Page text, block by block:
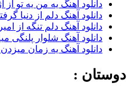
دانلود آهنگ یه من یه تو از
دانلود آهنگ دلم از دنیا
دانلود آهنگ دلم تنگه از
دانلود آهنگ شلوار پلنگی
دانلود آهنگ یه زمان
دوستان :